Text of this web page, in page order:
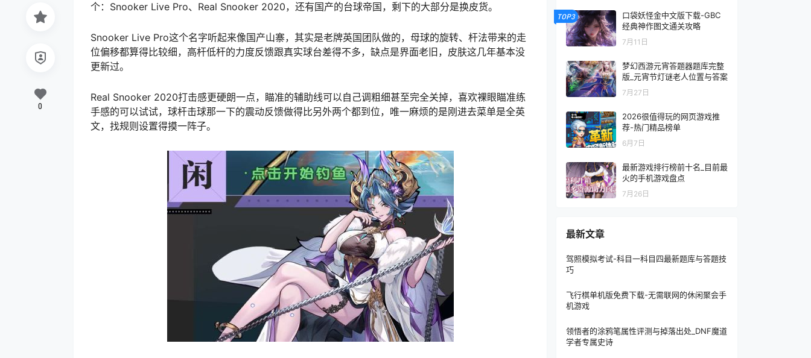
个：Snooker Live Pro、Real Snooker 2020，还有国产的台球帝国，剩下的大部分是换皮货。
Snooker Live Pro这个名字听起来像国产山寨，其实是老牌英国团队做的，母球的旋转、杆法带来的走
位偏移都算得比较细，高杆低杆的力度反馈跟真实球台差得不多，缺点是界面老旧，皮肤这几年基本没
更新过。
Real Snooker 2020打击感更硬朗一点，瞄准的辅助线可以自己调粗细甚至完全关掉，喜欢裸眼瞄准练
手感的可以试试，球杆击球那一下的震动反馈做得比另外两个都到位，唯一麻烦的是刚进去菜单是全英
文，找规则设置得摸一阵子。
0
TOP3
口袋妖怪金中文版下载-GBC
经典神作图文通关攻略
7月11日
梦幻西游元宵答题器题库完整
版_元宵节灯谜老人位置与答案
7月27日
2026很值得玩的网页游戏推
荐-热门精品榜单
6月7日
最新游戏排行榜前十名_目前最
火的手机游戏盘点
7月26日
最新文章
驾照模拟考试-科目一科目四最新题库与答题技
巧
飞行棋单机版免费下载-无需联网的休闲聚会手
机游戏
领悟者的涂鸦笔属性评测与掉落出处_DNF魔道
学者专属史诗